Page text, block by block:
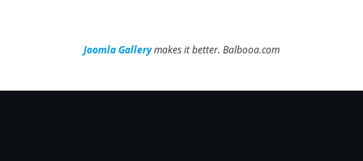
Joomla Gallerymakes it better. Balbooa.com